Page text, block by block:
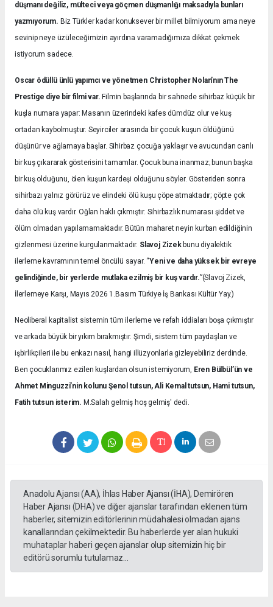
düşmanı değiliz, mülteci veya göçmen düşmanlığı maksadıyla bunları
yazmıyorum. Biz Türkler kadar konuksever bir millet bilmiyorum ama neye
sevinip neye üzüleceğimizin ayırdına varamadığımıza dikkat çekmek
istiyorum sadece.
Oscar ödüllü ünlü yapımcı ve yönetmen Christopher Nolan’nın The
Prestige diye bir filmi var. Filmin başlarında bir sahnede sihirbaz küçük bir
kuşla numara yapar: Masanın üzerindeki kafes dümdüz olur ve kuş
ortadan kaybolmuştur. Seyirciler arasında bir çocuk kuşun öldüğünü
düşünür ve ağlamaya başlar. Sihirbaz çocuğa yaklaşır ve avucundan canlı
bir kuş çıkararak gösterisini tamamlar. Çocuk buna inanmaz; bunun başka
bir kuş olduğunu, ölen kuşun kardeşi olduğunu söyler. Gösteriden sonra
sihirbazı yalnız görürüz ve elindeki ölü kuşu çöpe atmaktadır; çöpte çok
daha ölü kuş vardır. Oğlan haklı çıkmıştır. Sihirbazlık numarası şiddet ve
ölüm olmadan yapılamamaktadır. Bütün maharet neyin kurban edildiğinin
gizlenmesi üzerine kurgulanmaktadır. Slavoj Zizekbunu diyalektik
ilerleme kavramının temel öncülü sayar. “Yeni ve daha yüksek bir evreye
gelindiğinde, bir yerlerde mutlaka ezilmiş bir kuş vardır.”(Slavoj Zizek,
İlerlemeye Karşı, Mayıs 2026 1.Basım Türkiye İş Bankası Kültür Yay.)
Neoliberal kapitalist sistemin tüm ilerleme ve refah iddiaları boşa çıkmıştır
ve arkada büyük bir yıkım bırakmıştır. Şimdi, sistem tüm paydaşları ve
işbirlikçileri ile bu enkazı nasıl, hangi illüzyonlarla gizleyebiliriz derdinde.
Ben çocuklarımız ezilen kuşlardan olsun istemiyorum, Eren Bülbül’ün ve
Ahmet Minguzzi’nin kolunu Şenol tutsun, Ali Kemal tutsun, Hami tutsun,
Fatih tutsun isterim. M.Salah gelmiş hoş gelmiş' dedi.
Anadolu Ajansı (AA), İhlas Haber Ajansı (İHA), Demirören
Haber Ajansı (DHA) ve diğer ajanslar tarafından eklenen tüm
haberler, sitemizin editörlerinin müdahalesi olmadan ajans
kanallarından çekilmektedir. Bu haberlerde yer alan hukuki
muhataplar haberi geçen ajanslar olup sitemizin hiç bir
editörü sorumlu tutulamaz...